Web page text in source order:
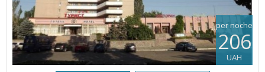
per noche
206
UAH